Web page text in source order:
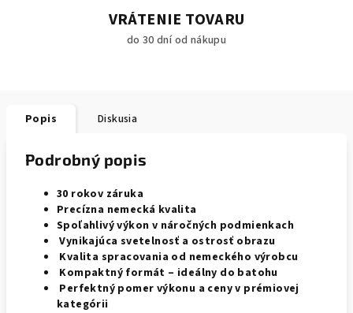
VRÁTENIE TOVARU
do 30 dní od nákupu
Popis Diskusia
Podrobný popis
30 rokov záruka
Precízna nemecká kvalita
Spoľahlivý výkon v náročných podmienkach
Vynikajúca svetelnosť a ostrosť obrazu
Kvalita spracovania od nemeckého výrobcu
Kompaktný formát – ideálny do batohu
Perfektný pomer výkonu a ceny v prémiovej
kategórii